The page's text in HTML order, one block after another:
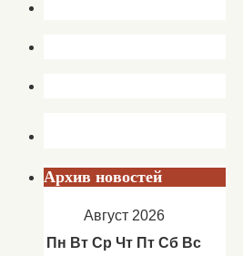
Архив новостей
Август 2026
Пн Вт Ср Чт Пт Сб Вс